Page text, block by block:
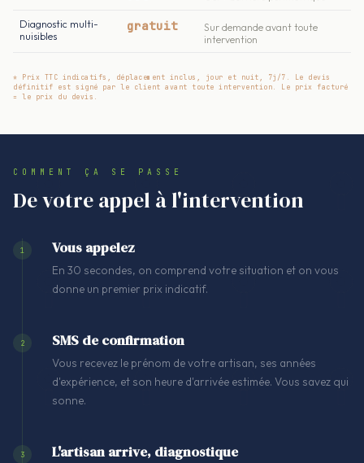
Diagnostic multi-
nuisibles
gratuit
Sur demande avant toute
intervention
* Prix TTC indicatifs, déplacement inclus, jour et nuit, 7j/7. Le devis
définitif est signé par le client avant toute intervention. Le prix facturé
= le prix du devis.
COMMENT ÇA SE PASSE
De votre appel à l'intervention
1 Vous appelez
En 30 secondes, on comprend votre situation et on vous
donne un premier prix indicatif.
2 SMS de confirmation
Vous recevez le prénom de votre artisan, ses années
d'expérience, et son heure d'arrivée estimée. Vous savez qui
sonne.
3 L'artisan arrive, diagnostique